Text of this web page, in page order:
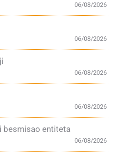
06/08/2026
06/08/2026
06/08/2026
06/08/2026
besmisao entiteta
06/08/2026